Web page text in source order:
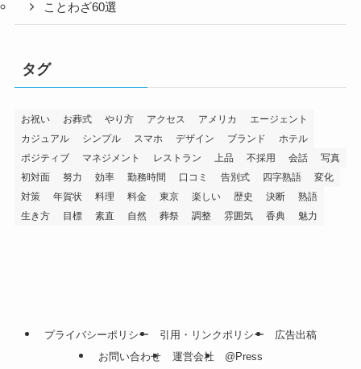
ことわざ60選
タグ
お祝い お葬式 やり方 アクセス アメリカ
エージェント
カジュアル
シンプル スマホ デザイン ブランド
ホテル
ポジティブ
マネジメント レストラン 上品 不採用 会話
写真
初対面
努力 効率 勤務時間 口コミ 告別式 四字熟語
変化
対策
年賀状 料理 料金 東京 楽しい 歴史 決断
熟語
生き方
目標 素直 自然 葬祭 調整 雰囲気 香典 魅力
プライバシーポリシー 引用・リンクポリシー
広告出稿
お問い合わせ
運営会社 @Press